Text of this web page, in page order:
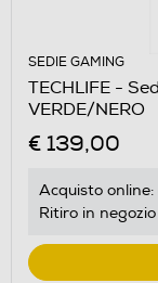
SEDIE GAMING
TECHLIFE -
VERDE/NERO
€ 139,00
Acquisto online:
Ritiro in